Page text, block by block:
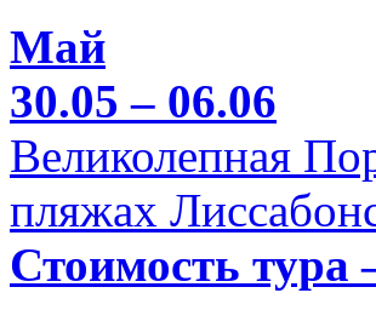
Май
30.05 – 06.06
Великолепная
пляжах
Стоимость тура